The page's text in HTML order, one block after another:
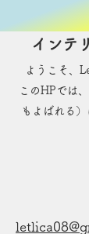
インテ
ようこそ、
このHPでは
もよばれる